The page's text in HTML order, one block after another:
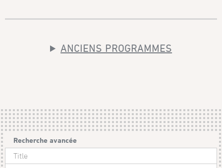
ANCIENS PROGRAMMES
Recherche avancée